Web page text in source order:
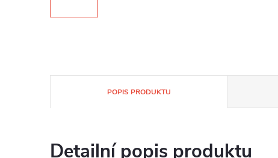
POPIS PRODUKTU
Detailní popis produktu